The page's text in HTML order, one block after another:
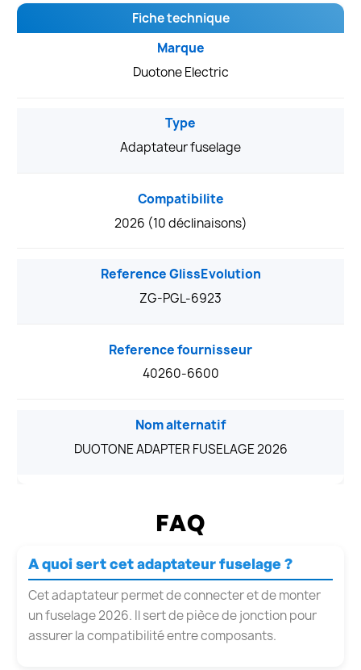
Fiche technique
Marque
Duotone Electric
Type
Adaptateur fuselage
Compatibilite
2026 (10 déclinaisons)
Reference GlissEvolution
ZG-PGL-6923
Reference fournisseur
40260-6600
Nom alternatif
DUOTONE ADAPTER FUSELAGE 2026
FAQ
A quoi sert cet adaptateur fuselage ?
Cet adaptateur permet de connecter et de monter
un fuselage 2026. Il sert de pièce de jonction pour
assurer la compatibilité entre composants.